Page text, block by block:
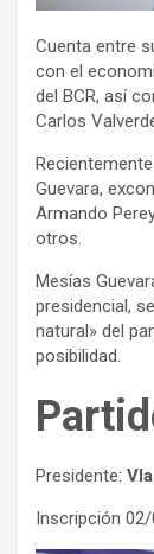
Cuenta entre
con el
del BCR, así
Carlos
Guevara,
Armando
otros.
Mesías
presidencial,
natural» del
posibilidad.
Presidente:
Inscripción